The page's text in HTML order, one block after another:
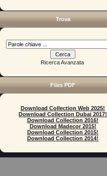
Trova
Ricerca Avanzata
Files PDF
Download Collection Web 2025!
Download Collection Dubai 2017!
Download Collection 2016!
Download Madecor 2015!
Download Collection 2015!
Download Collection 2014!